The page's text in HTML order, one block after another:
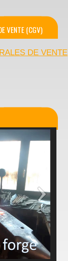
VENTE (CGV)
DE VENTE